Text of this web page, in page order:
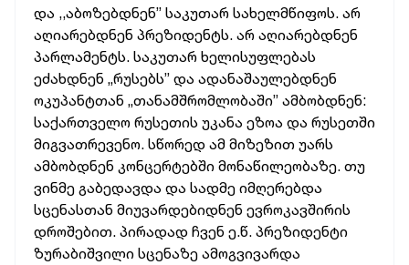
და ,,აბოზებდნენ” საკუთარ სახელმწიფოს. არ
აღიარებდნენ პრეზიდენტს. არ აღიარებდნენ
პარლამენტს. საკუთარ ხელისუფლებას
ეძახდნენ „რუსებს” და ადანაშაულებდნენ
ოკუპანტთან „თანამშრომლობაში” ამბობდნენ:
საქართველო რუსეთის უკანა ეზოა და რუსეთში
მიგვათრევენო. სწორედ ამ მიზეზით უარს
ამბობდნენ კონცერტებში მონაწილეობაზე. თუ
ვინმე გაბედავდა და სადმე იმღერებდა
სცენასთან მიუვარდებიდნენ ევროკავშირის
დროშებით. პირადად ჩვენ ე.წ. პრეზიდენტი
ზურაბიშვილი სცენაზე ამოგვივარდა